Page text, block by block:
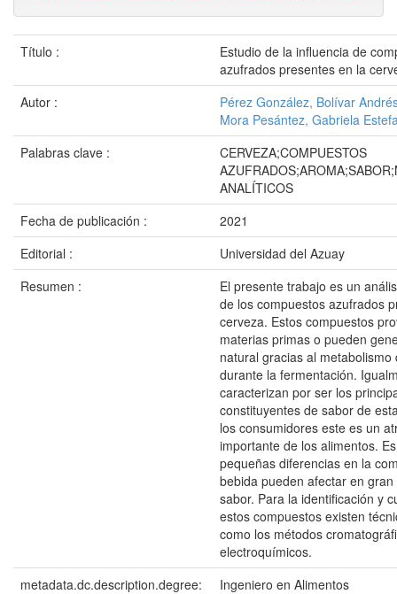
Título :
Estudio de la influencia de
azufrados presentes en la
Autor :
Pérez González, Bolívar
Mora Pesántez, Gabriela
Palabras clave :
CERVEZA;COMPUESTOS
ANALÍTICOS
Fecha de publicación :
2021
Editorial :
Universidad del Azuay
Resumen :
El presente trabajo es un
de los compuestos azufrados
cerveza. Estos compuestos
materias primas o pueden
natural gracias al metabolismo
durante la fermentación.
caracterizan por ser los
constituyentes de sabor de
los consumidores este es un
importante de los alimentos.
pequeñas diferencias en la
bebida pueden afectar en
sabor. Para la identificación y
estos compuestos existen
como los métodos
electroquímicos.
metadata.dc.description.degree:
Ingeniero en Alimentos